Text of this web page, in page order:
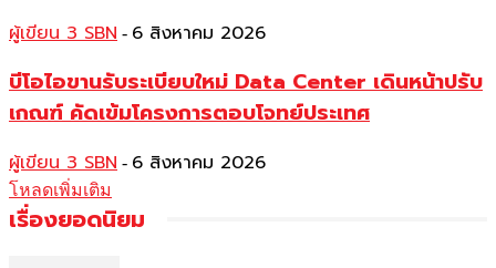
ผู้เขียน 3 SBN - 6 สิงหาคม 2026
บีโอไอขานรับระเบียบใหม่ Data Center เดินหน้าปรับ
เกณฑ์ คัดเข้มโครงการตอบโจทย์ประเทศ
ผู้เขียน 3 SBN - 6 สิงหาคม 2026
โหลดเพิ่มเติม
เรื่องยอดนิยม